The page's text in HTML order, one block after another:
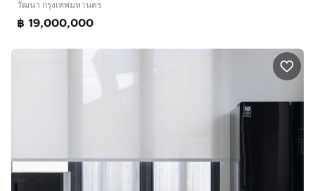
วัฒนา กรุงเทพมหานคร
฿ 19,000,000